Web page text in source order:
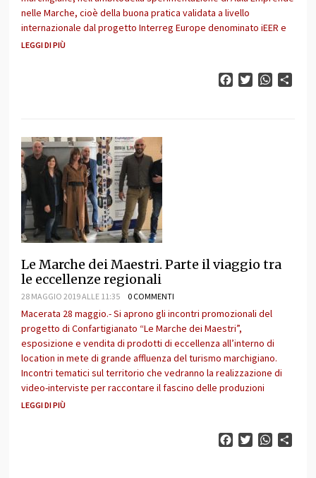
nelle Marche, cioè della buona pratica validata a livello
internazionale dal progetto Interreg Europe denominato iEER e
LEGGI DI PIÙ
FacebookTwitter
Le Marche dei Maestri. Parte il viaggio tra
le eccellenze regionali
28 MAGGIO 2019 ALLE 11:35 0 COMMENTI
Macerata 28 maggio.- Si aprono gli incontri promozionali del
progetto di Confartigianato “Le Marche dei Maestri”,
esposizione e vendita di prodotti di eccellenza all’interno di
location in mete di grande affluenza del turismo marchigiano.
Incontri tematici sul territorio che vedranno la realizzazione di
video-interviste per raccontare il fascino delle produzioni
LEGGI DI PIÙ
FacebookTwitter